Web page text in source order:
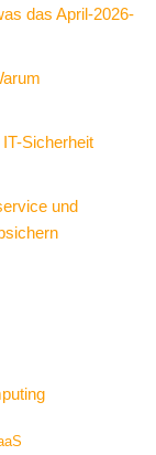
das April-2026-
Sicherheit
und